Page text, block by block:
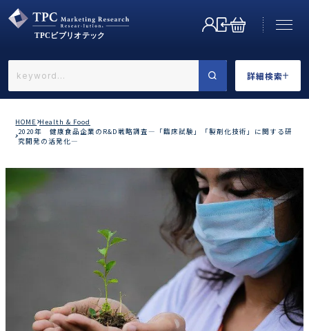
詳細検索
←戻る
カテゴリで選ぶ
HOME Health & Food
2020年 健康食品企業のR&D戦略調査―「臨床試験」「製剤化技術」に関する研
究開発の活発化―